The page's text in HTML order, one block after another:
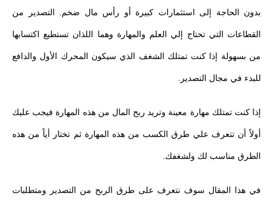
بدون الحاجة إلى استثمارات كبيرة أو رأس مال ضخم. التصدير من
القطاعات التي تحتاج إلي العلم والمهارة وهما اللذان تستطيع اكتسابها
من بسهولة إذا كنت تمتلك الشغف الذي سيكون المحرك الأول والدافع
للبدء في مجال التصدير.
إذا كنت تمتلك مهارة معينة وتريد ربح المال من هذه المهارة فيجب عليك
أولاً أن تتعرف علي طرق الكسب من هذه المهارة ثم تختار أياً من هذه
الطرق مناسب لك ولشغفك.
في هذا المقال سوف نتعرف على طرق الربح من التصدير ومتطلبات